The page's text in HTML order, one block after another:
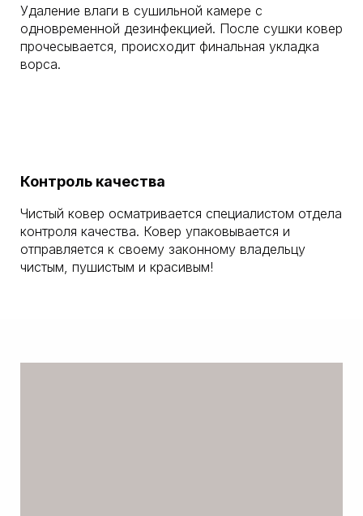
Удаление влаги в сушильной камере с
одновременной дезинфекцией. После сушки ковер
прочесывается, происходит финальная укладка
ворса.
Контроль качества
Чистый ковер осматривается специалистом отдела
контроля качества. Ковер упаковывается и
отправляется к своему законному владельцу
чистым, пушистым и красивым!